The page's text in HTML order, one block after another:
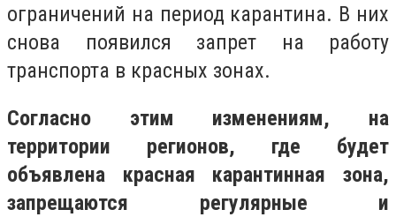
ограничений на период карантина. В них
снова появился запрет на работу
транспорта в красных зонах.
Согласно этим изменениям, на
территории регионов, где будет
объявлена красная карантинная зона,
запрещаются регулярные и